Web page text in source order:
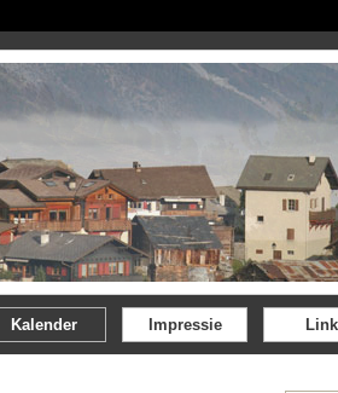
Kalender Impressie